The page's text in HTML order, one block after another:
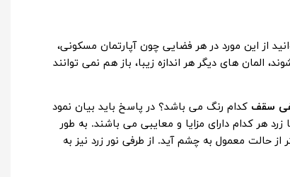
از این مورد در هر فضایی چون آپارتمان مسکونی،
المان های دیگر هر اندازه زیبا، باز هم نمی توانند
سقف کدام رنگ می باشد؟ در پاسخ باید بیان نمود
زرد هر کدام دارای مزایا و معایبی می باشند. به طور
حالت معمول به چشم آید. از طرفی نور زرد نیز به